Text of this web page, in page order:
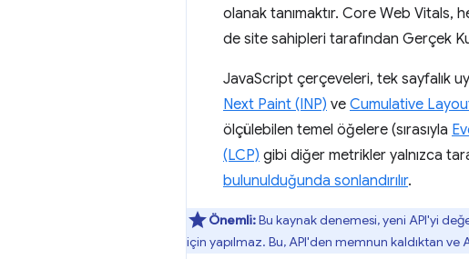
olanak tanımaktır. Core Web Vitals,
de site sahipleri tarafından Gerçek
JavaScript çerçeveleri, tek sayfalık
Next Paint (INP) ve Cumulative
ölçülebilen temel öğelere (sırasıyla
(LCP) gibi diğer metrikler yalnızca
bulunulduğunda sonlandırılır.
Önemli:Bu kaynak denemesi, yeni API'yi
için yapılmaz. Bu, API'den memnun kaldıktan ve